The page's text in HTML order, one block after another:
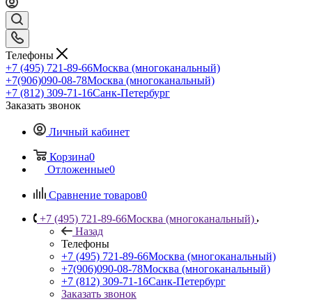
Телефоны
+7 (495) 721-89-66Москва (многоканальный)
+7(906)090-08-78Москва (многоканальный)
+7 (812) 309-71-16Санк-Петербург
Заказать звонок
Личный кабинет
Корзина0
Отложенные0
Сравнение товаров0
+7 (495) 721-89-66Москва (многоканальный)
Назад
Телефоны
+7 (495) 721-89-66Москва (многоканальный)
+7(906)090-08-78Москва (многоканальный)
+7 (812) 309-71-16Санк-Петербург
Заказать звонок